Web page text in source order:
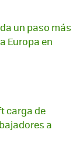
un paso más
Europa en
carga de
a